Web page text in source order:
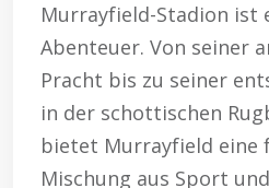
Murrayfield-Stadion ist
Abenteuer. Von seiner
Pracht bis zu seiner
in der schottischen
bietet Murrayfield eine
Mischung aus Sport